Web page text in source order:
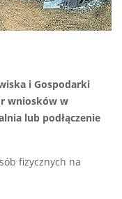
i Gospodarki
wniosków w
lub podłączenie
fizycznych na